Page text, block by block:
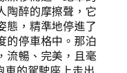
陶醉的摩擦聲，它
態，精準地停進了
的停車格中。那泊
流暢、完美，且毫